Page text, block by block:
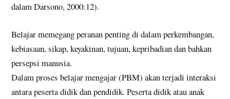
dalam Darsono, 2000:12).
Belajar memegang peranan penting di dalam perkembangan,
kebiasaan, sikap, keyakinan, tujuan, kepribadian dan bahkan
persepsi manusia.
Dalam proses belajar mengajar (PBM) akan terjadi interaksi
antara peserta didik dan pendidik. Peserta didik atau anak